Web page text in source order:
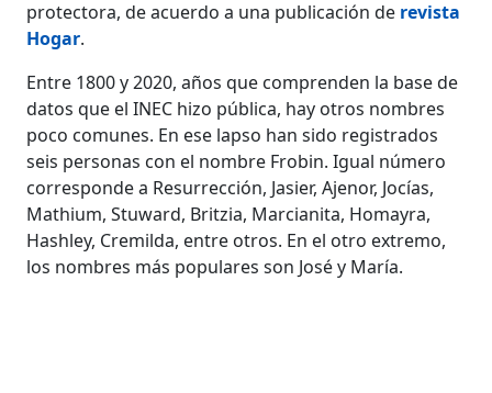
protectora, de acuerdo a una publicación de revista
Hogar.
Entre 1800 y 2020, años que comprenden la base de
datos que el INEC hizo pública, hay otros nombres
poco comunes. En ese lapso han sido registrados
seis personas con el nombre Frobin. Igual número
corresponde a Resurrección, Jasier, Ajenor, Jocías,
Mathium, Stuward, Britzia, Marcianita, Homayra,
Hashley, Cremilda, entre otros. En el otro extremo,
los nombres más populares son José y María.